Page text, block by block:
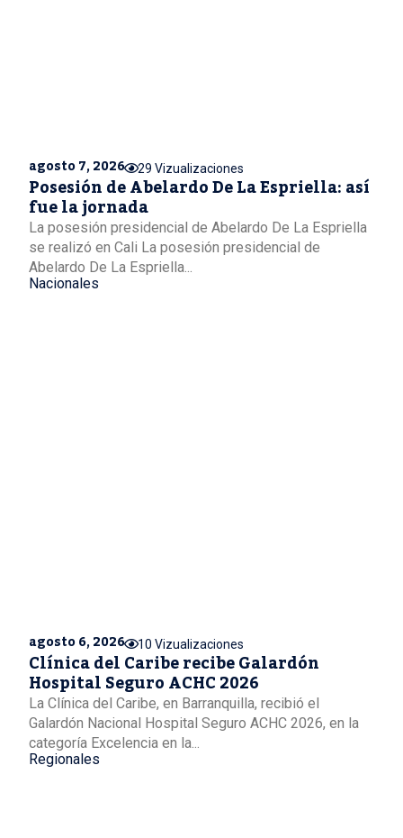
agosto 7, 2026 29 Vizualizaciones
Posesión de Abelardo De La Espriella: así
fue la jornada
La posesión presidencial de Abelardo De La Espriella
se realizó en Cali La posesión presidencial de
Abelardo De La Espriella...
Nacionales
agosto 6, 2026 10 Vizualizaciones
Clínica del Caribe recibe Galardón
Hospital Seguro ACHC 2026
La Clínica del Caribe, en Barranquilla, recibió el
Galardón Nacional Hospital Seguro ACHC 2026, en la
categoría Excelencia en la...
Regionales